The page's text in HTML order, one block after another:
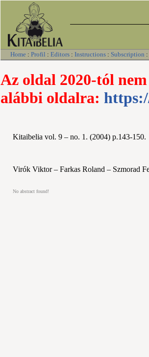
Home : Profil : Editors : Instructions : Subscription :
Az oldal 2020-tól
alábbi oldalra:
Kitaibelia vol. 9 – no. 1. (2004) p.143-150.
Virók Viktor – Farkas Roland – Szmorad
No abstract found!